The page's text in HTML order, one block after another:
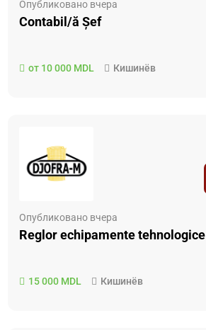
Опубликовано вчера
Contabil/ă Șef
от 10 000 MDL Кишинёв
Опубликовано вчера
Reglor echipamente tehnologice
15 000 MDL Кишинёв